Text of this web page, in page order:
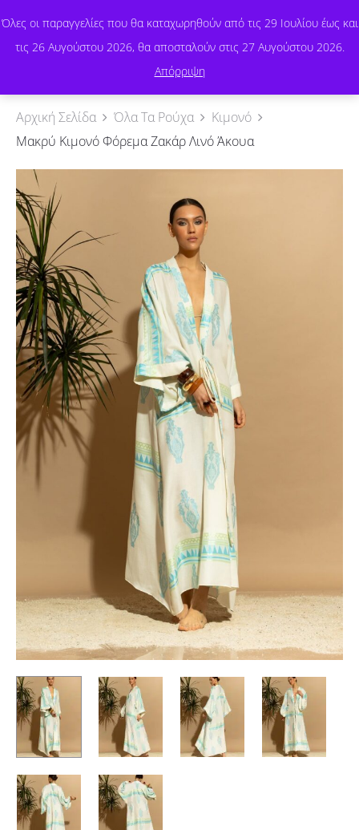
Όλες οι παραγγελίες που θα καταχωρηθούν από τις 29 Ιουλίου έως και
τις 26 Αυγούστου 2026, θα αποσταλούν στις 27 Αυγούστου 2026.
Απόρριψη
Αρχική Σελίδα Όλα Τα Ρούχα
Κιμονό
Μακρύ Kιμονό Φόρεμα Ζακάρ Λινό Άκουα